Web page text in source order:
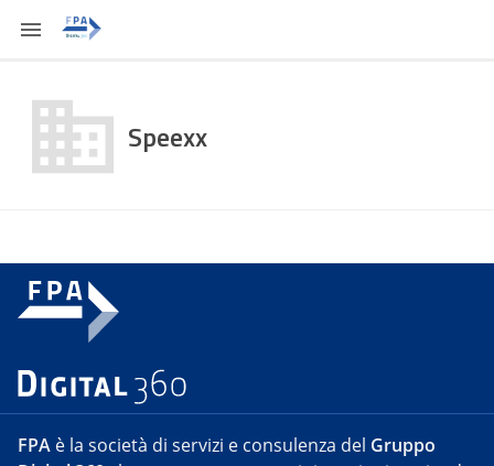
Speexx
FPA è la società di servizi e consulenza del Gruppo